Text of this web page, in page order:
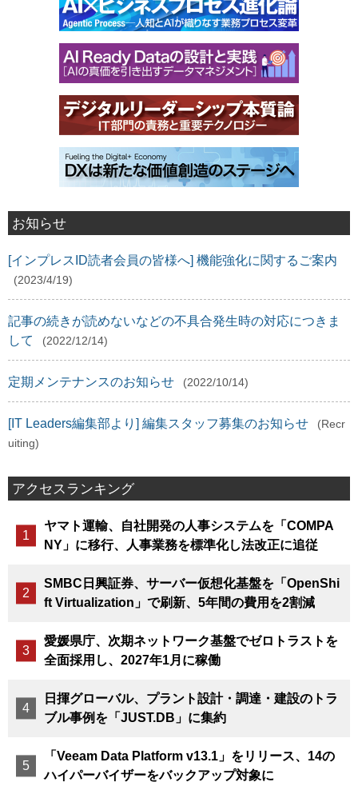
お知らせ
[インプレスID読者会員の皆様へ] 機能強化に関するご案内
(2023/4/19)
記事の続きが読めないなどの不具合発生時の対応につきま
して
(2022/12/14)
定期メンテナンスのお知らせ (2022/10/14)
[IT Leaders編集部より] 編集スタッフ募集のお知らせ
(Recr
uiting)
アクセスランキング
ヤマト運輸、自社開発の人事システムを「COMPA
NY」に移行、人事業務を標準化し法改正に追従
SMBC日興証券、サーバー仮想化基盤を「OpenShi
ft Virtualization」で刷新、5年間の費用を2割減
愛媛県庁、次期ネットワーク基盤でゼロトラストを
全面採用し、2027年1月に稼働
日揮グローバル、プラント設計・調達・建設のトラ
ブル事例を「JUST.DB」に集約
「Veeam Data Platform v13.1」をリリース、14の
ハイパーバイザーをバックアップ対象に